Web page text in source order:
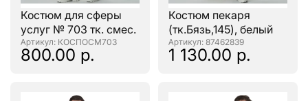
Костюм для сферы
услуг № 703 тк. смес.
: КОСПОСМ703
800.00 р.
Костюм пекаря
(тк.Бязь,145), белый
: 87462839
1 130.00 р.